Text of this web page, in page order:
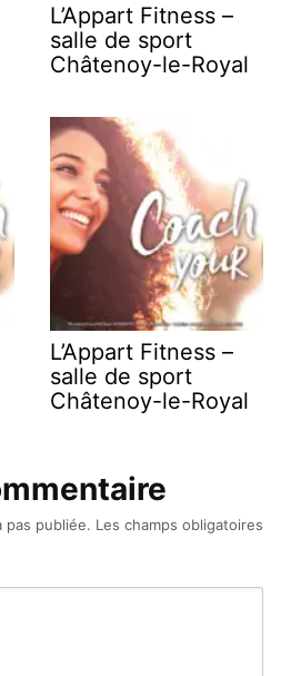
L’Appart Fitness –
salle de sport
Châtenoy-le-Royal
L’Appart Fitness –
salle de sport
Châtenoy-le-Royal
pas publiée. Les champs obligatoires